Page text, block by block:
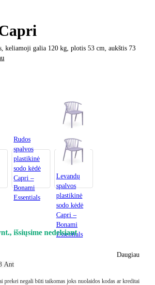
keliamoji galia 120 kg, plotis 53 cm, aukštis 73
Rudos
spalvos
plastikinė
sodo kėdė
Capri –
Bonami
Essentials
Levandų
spalvos
plastikinė
sodo kėdė
Capri –
Bonami
Essentials
išsiųsime nedelsiant
Ant
Daugiau
prekei negali būti taikomas joks nuolaidos kodas ar kreditai